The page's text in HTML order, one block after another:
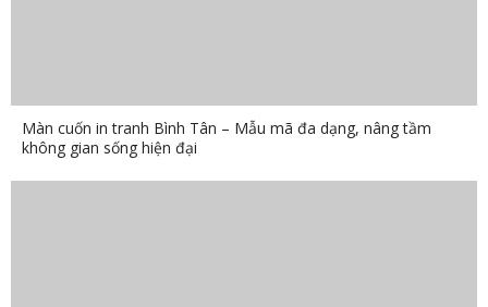
Màn cuốn in tranh Bình Tân – Mẫu mã đa dạng, nâng tầm
không gian sống hiện đại